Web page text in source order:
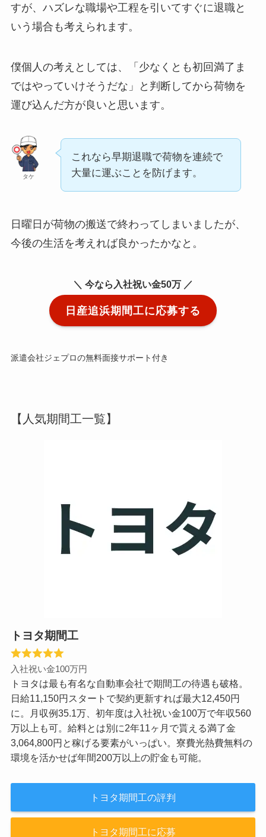
すが、ハズレな職場や工程を引いてすぐに退職と
いう場合も考えられます。
僕個人の考えとしては、「少なくとも初回満了ま
ではやっていけそうだな」と判断してから荷物を
運び込んだ方が良いと思います。
タケ
これなら早期退職で荷物を連続で
大量に運ぶことを防げます。
日曜日が荷物の搬送で終わってしまいましたが、
今後の生活を考えれば良かったかなと。
＼ 今なら入社祝い金50万 ／
日産追浜期間工に応募する
派遣会社ジェプロの無料面接サポート付き
【人気期間工一覧】
トヨタ期間工
入社祝い金100万円
トヨタは最も有名な自動車会社で期間工の待遇も破格。
日給11,150円スタートで契約更新すれば最大12,450円
に。月収例35.1万、初年度は入社祝い金100万で年収560
万以上も可。給料とは別に2年11ヶ月で貰える満了金
3,064,800円と稼げる要素がいっぱい。寮費光熱費無料の
環境を活かせば年間200万以上の貯金も可能。
トヨタ期間工の評判
トヨタ期間工に応募